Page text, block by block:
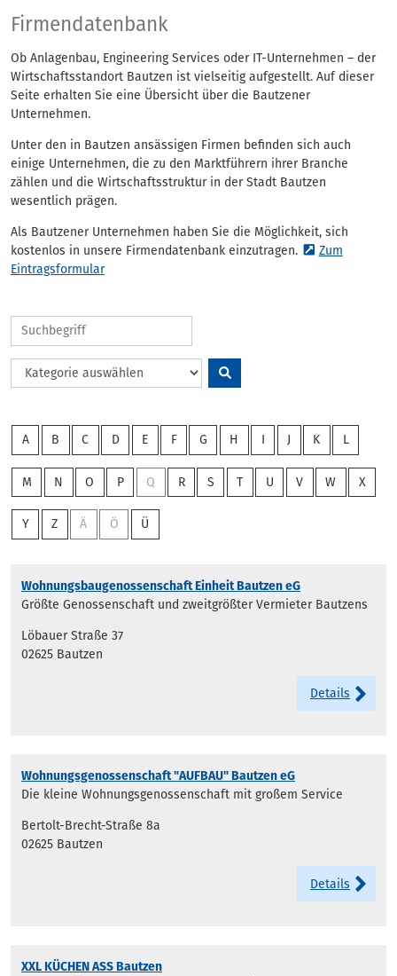
Firmendatenbank
Firmendatenbank
Ob Anlagenbau, Engineering Services oder IT-Unternehmen – der
Wirtschaftsstandort Bautzen ist vielseitig aufgestellt. Auf dieser
Seite erhalten Sie eine Übersicht über die Bautzener
Unternehmen.
Unter den in Bautzen ansässigen Firmen befinden sich auch
einige Unternehmen, die zu den Marktführern ihrer Branche
zählen und die Wirtschaftsstruktur in der Stadt Bautzen
wesentlich prägen.
Als Bautzener Unternehmen haben Sie die Möglichkeit, sich
kostenlos in unsere Firmendatenbank einzutragen.
Zum
Eintragsformular
A B C D E F G H I J K L
M N O P Q R S T U V W X
Y Z Ä Ö Ü
Wohnungsbaugenossenschaft Einheit Bautzen eG
Größte Genossenschaft und zweitgrößter Vermieter Bautzens
Löbauer Straße 37
02625 Bautzen
Details
Wohnungsgenossenschaft "AUFBAU" Bautzen eG
Die kleine Wohnungsgenossenschaft mit großem Service
Bertolt-Brecht-Straße 8a
02625 Bautzen
Details
XXL KÜCHEN ASS Bautzen